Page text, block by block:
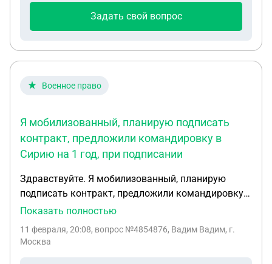
Задать свой вопрос
Военное право
Я мобилизованный, планирую подписать
контракт, предложили командировку в
Сирию на 1 год, при подписании
Здравствуйте. Я мобилизованный, планирую
подписать контракт, предложили командировку в
Сирию на 1 год, при подписании контракта будут
региональная , за подписание контракта ? Или
Показать полностью
11 февраля, 20:08, вопрос №4854876, Вадим Вадим, г.
Москва